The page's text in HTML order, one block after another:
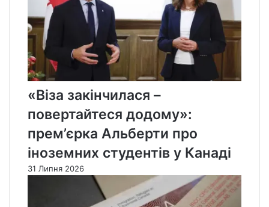
«Віза закінчилася –
повертайтеся додому»:
прем’єрка Альберти про
іноземних студентів у Канаді
31 Липня 2026